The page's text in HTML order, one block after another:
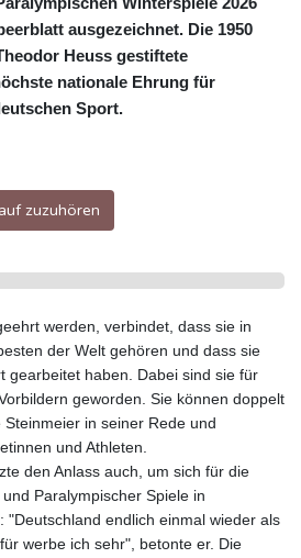
ausgezeichnet. Die 1950
Heuss gestiftete
nationale Ehrung für
Sport.
zuzuhören
werden, verbindet, dass sie in
der Welt gehören und dass sie
gearbeitet haben. Dabei sind sie für
geworden. Sie können doppelt
in seiner Rede und
und Athleten.
den Anlass auch, um sich für die
Paralympischer Spiele in
"Deutschland endlich einmal wieder als
werbe ich sehr", betonte er. Die